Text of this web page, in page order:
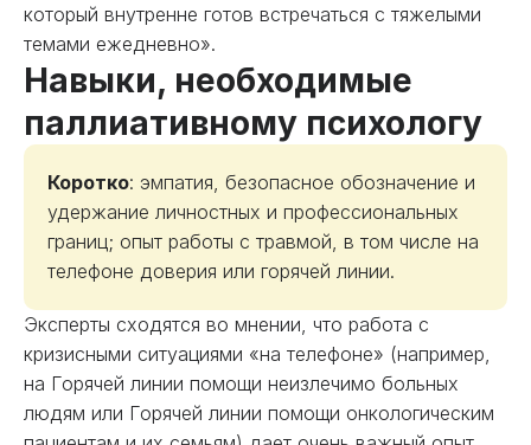
который внутренне готов встречаться с тяжелыми
темами ежедневно».
Навыки, необходимые
паллиативному психологу
Коротко: эмпатия, безопасное обозначение и
удержание личностных и профессиональных
границ; опыт работы с травмой, в том числе на
телефоне доверия или горячей линии.
Эксперты сходятся во мнении, что работа с
кризисными ситуациями «на телефоне» (например,
на Горячей линии помощи неизлечимо больных
людям или Горячей линии помощи онкологическим